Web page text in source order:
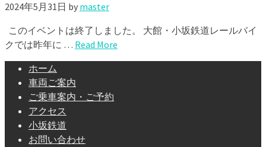
2024年5月31日 by master
このイベントは終了しました。 大館・小坂鉄道レールバイ
クでは昨年に … Read More
ホーム
車両ご案内
ご乗車案内・ご予約
アクセス
小坂鉄道
お問い合わせ